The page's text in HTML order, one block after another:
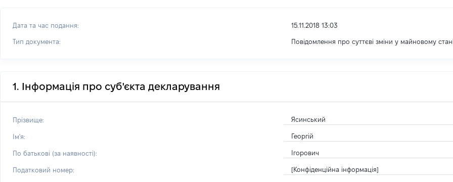
Дата та час подання: 15.11.2018 13:03
Тип документа: Повідомлення про суттєві зміни y майновому
1. Інформація про суб'єкта декларування
Прізвище: Ясинський
Ім'я: Георгій
По батькові (за наявності): Ігорович
Податковий номер: [Конфіденційна інформація]